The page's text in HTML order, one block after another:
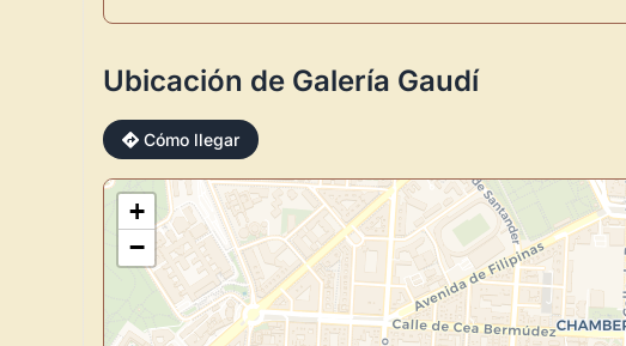
Ubicación de Galería Gaudí
Cómo llegar
+
−